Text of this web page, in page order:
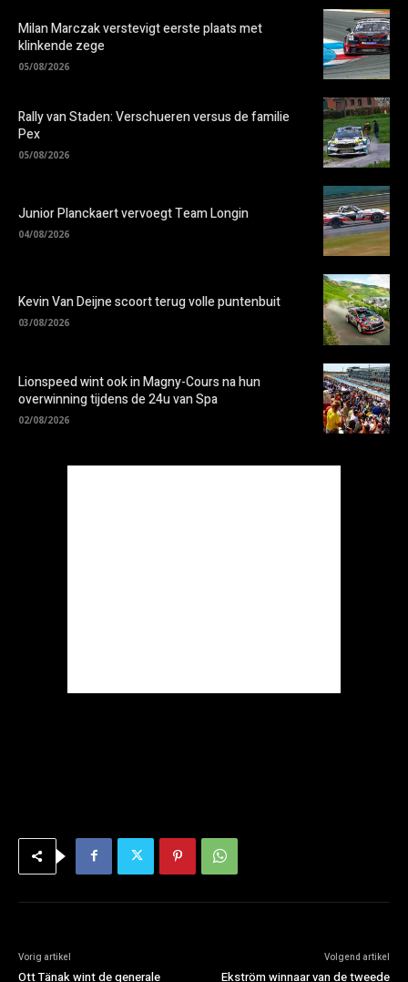
Milan Marczak verstevigt eerste plaats met
klinkende zege
05/08/2026
Rally van Staden: Verschueren versus de familie
Pex
05/08/2026
Junior Planckaert vervoegt Team Longin
04/08/2026
Kevin Van Deijne scoort terug volle puntenbuit
03/08/2026
Lionspeed wint ook in Magny-Cours na hun
overwinning tijdens de 24u van Spa
02/08/2026
Vorig artikel
Ott Tänak wint de generale
Volgend artikel
Ekström winnaar van de tweede